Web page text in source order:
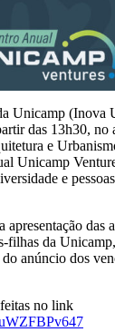
Unicamp (Inova
das 13h30, no
e
Unicamp
e
das
filhas da
anúncio dos
no link